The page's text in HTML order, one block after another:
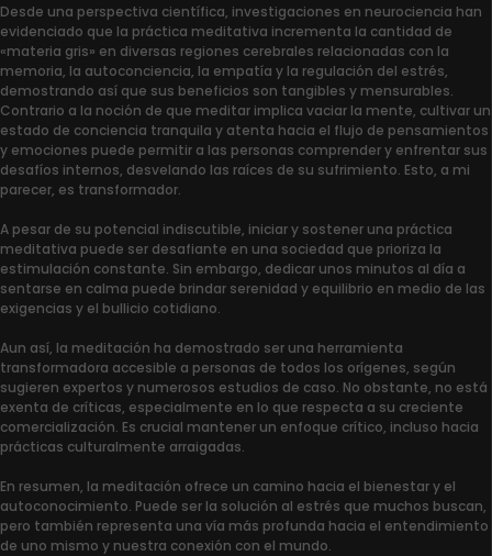
Desde una perspectiva científica, investigaciones en neurociencia han
evidenciado que la práctica meditativa incrementa la cantidad de
«materia gris» en diversas regiones cerebrales relacionadas con la
memoria, la autoconciencia, la empatía y la regulación del estrés,
demostrando así que sus beneficios son tangibles y mensurables.
Contrario a la noción de que meditar implica vaciar la mente, cultivar un
estado de conciencia tranquila y atenta hacia el flujo de pensamientos
y emociones puede permitir a las personas comprender y enfrentar sus
desafíos internos, desvelando las raíces de su sufrimiento. Esto, a mi
parecer, es transformador.
A pesar de su potencial indiscutible, iniciar y sostener una práctica
meditativa puede ser desafiante en una sociedad que prioriza la
estimulación constante. Sin embargo, dedicar unos minutos al día a
sentarse en calma puede brindar serenidad y equilibrio en medio de las
exigencias y el bullicio cotidiano.
Aun así, la meditación ha demostrado ser una herramienta
transformadora accesible a personas de todos los orígenes, según
sugieren expertos y numerosos estudios de caso. No obstante, no está
exenta de críticas, especialmente en lo que respecta a su creciente
comercialización. Es crucial mantener un enfoque crítico, incluso hacia
prácticas culturalmente arraigadas.
En resumen, la meditación ofrece un camino hacia el bienestar y el
autoconocimiento. Puede ser la solución al estrés que muchos buscan,
pero también representa una vía más profunda hacia el entendimiento
de uno mismo y nuestra conexión con el mundo.